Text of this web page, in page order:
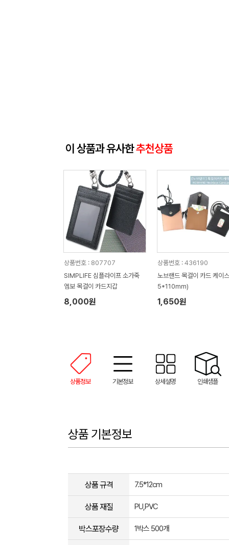
이 상품과 유사한추천상품
상품번호 : 807707
SIMPLIFE 심플라이프 소가죽
엠보 목걸이 카드지갑
8,000원
상품번호 : 436190
노브랜드 목걸이 카드 케이
5*110mm)
1,650원
상품정보 기본정보 상세설명 인쇄샘플
상품 기본정보
상품 규격 7.5*12cm
상품 재질 PU,PVC
박스포장수량 1박스 500개